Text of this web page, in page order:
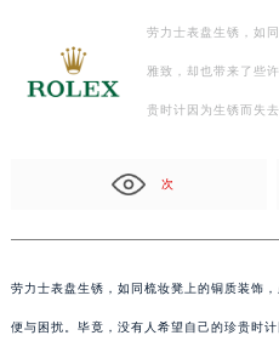
劳力士表盘生锈，如
雅致，却也带来了些
贵时计因为生锈而失
次
劳力士表盘生锈，如同梳妆凳上的铜质装饰
便与困扰。毕竟，没有人希望自己的珍贵时